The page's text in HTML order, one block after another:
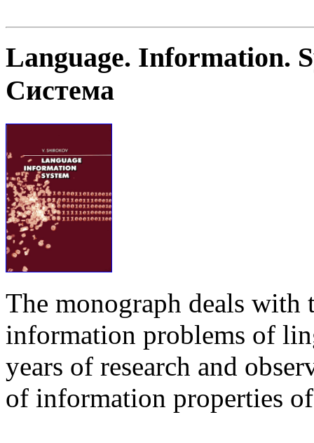
Language. Information.
Система
The monograph deals with
information problems of
years of research and
of information properties